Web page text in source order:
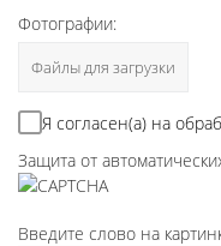
Фотографии:
Файлы для загрузки
Я согласен(а) на
Защита от
Введите слово на